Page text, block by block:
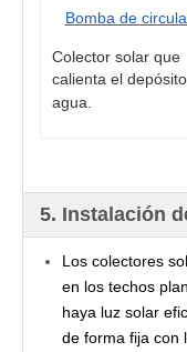
Bomba de
Colector solar que
calienta el
agua.
5. Instalación
Los colectores
en los techos
haya luz solar
de forma fija con